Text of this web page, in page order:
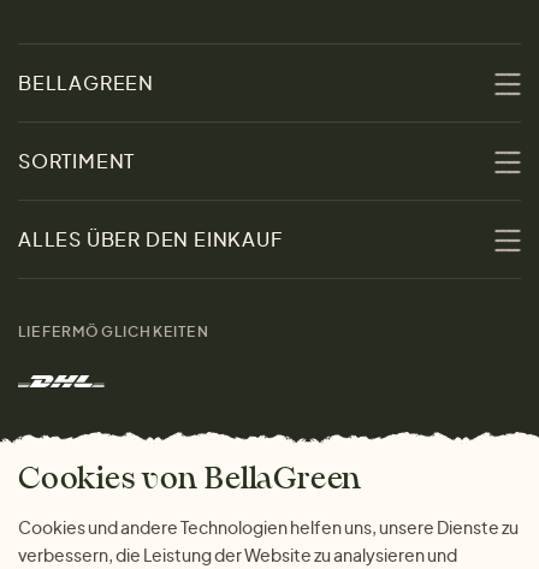
BELLAGREEN
Über uns
Nachhaltigkeit
Kontakt
Marken
Das freundliche Magazin
SORTIMENT
Sale
Damen
Herren
Geschenke
ALLES ÜBER DEN EINKAUF
Warum bei uns einkaufen
LIEFERMÖGLICHKEITEN
ZAHLUNGSMÖGLICHKEITEN
Cookies von BellaGreen
Cookies und andere Technologien helfen uns, unsere Dienste zu
verbessern, die Leistung der Website zu analysieren und